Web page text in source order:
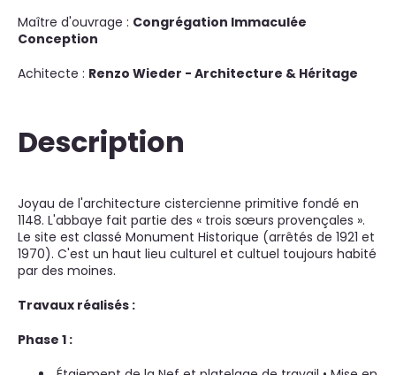
Maître d'ouvrage : Congrégation Immaculée
Conception
Achitecte : Renzo Wieder - Architecture & Héritage
Description
Joyau de l'architecture cistercienne primitive fondé en
1148. L'abbaye fait partie des « trois sœurs provençales ».
Le site est classé Monument Historique (arrêtés de 1921 et
1970). C'est un haut lieu culturel et cultuel toujours habité
par des moines.
Travaux réalisés :
Phase 1 :